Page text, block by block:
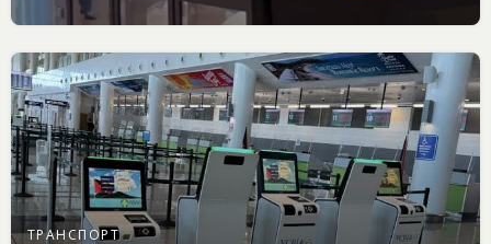
ТРАНСПОРТ